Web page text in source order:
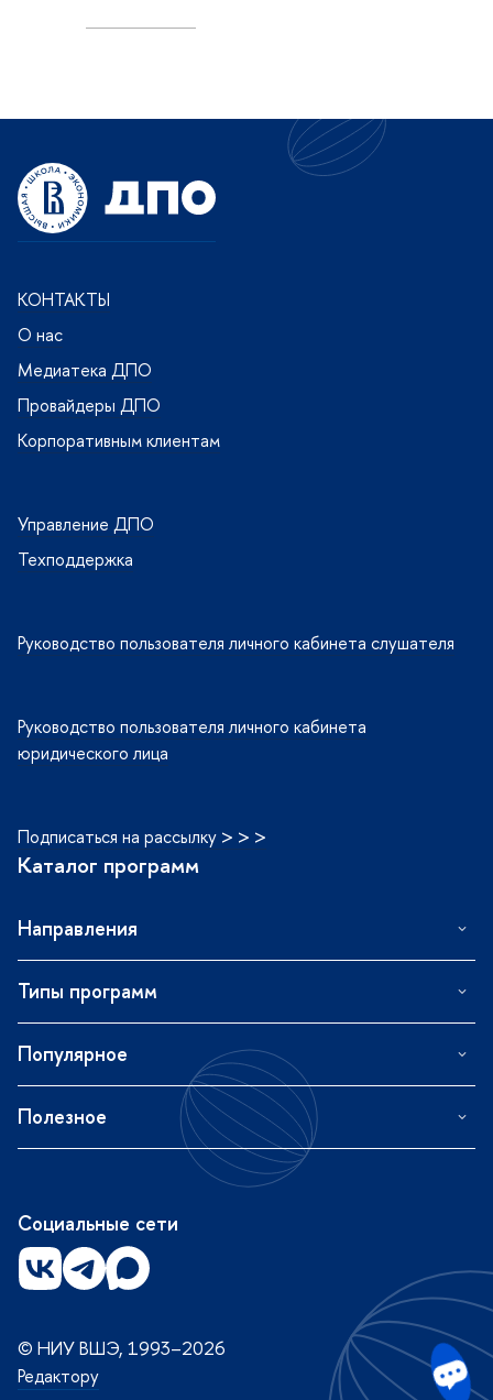
КОНТАКТЫ
О нас
Медиатека ДПО
Провайдеры ДПО
Корпоративным клиентам
Управление ДПО
Техподдержка
Руководство пользователя личного кабинета слушателя
Руководство пользователя личного кабинета
юридического лица
Подписаться на рассылку > > >
Каталог программ
Направления
Типы программ
Популярное
Полезное
Социальные сети
© НИУ ВШЭ, 1993–2026
Редактору